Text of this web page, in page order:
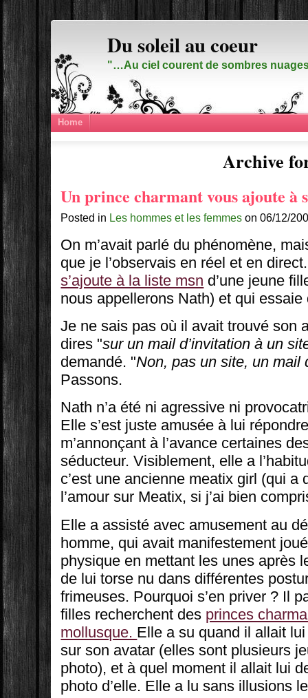
Du soleil au coeur
"…Au ciel courent de sombres
Home
Archive
Un prince charmant vous ajoute à
Posted in Les hommes et les femmes on 06/12/
On m’avait parlé du phénomène,
que je l’observais en réel et en
s’ajoute à la liste msn d’une jeune
nous appellerons Nath) et qui essaie
Je ne sais pas où il avait trouvé son
dires "sur un mail d’invitation à un
demandé. "Non, pas un site, un mail
Passons.
Nath n’a été ni agressive ni
Elle s’est juste amusée à lui
m’annonçant à l’avance certaines
séducteur. Visiblement, elle a
c’est une ancienne meatix girl (qui a
l’amour sur Meatix, si j’ai bien
Elle a assisté avec amusement au
homme, qui avait manifestement
physique en mettant les unes après
de lui torse nu dans différentes
frimeuses. Pourquoi s’en priver ? Il
filles recherchent des princes
mollusque. Elle a su quand il allait
sur son avatar (elles sont plusieurs
photo), et à quel moment il allait lui
photo d’elle. Elle a lu sans illusions